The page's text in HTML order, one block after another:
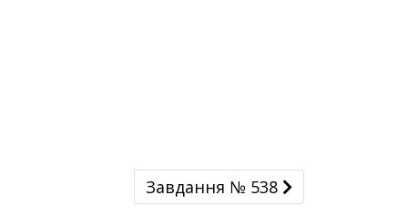
Завдання № 538
Завдання № 538